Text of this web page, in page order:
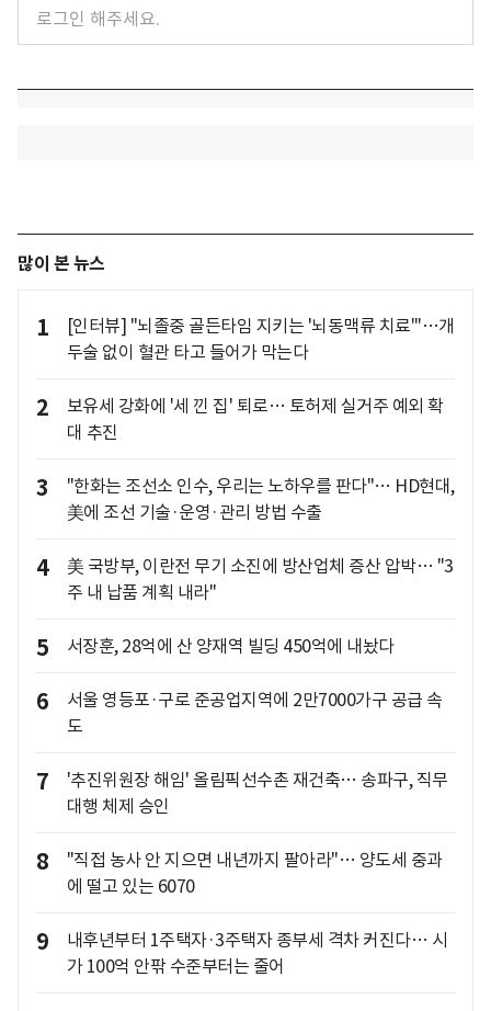
많이 본 뉴스
1
[인터뷰] "뇌졸중 골든타임 지키는 '뇌동맥류 치료'"…개
두술 없이 혈관 타고 들어가 막는다
2
보유세 강화에 '세 낀 집' 퇴로… 토허제 실거주 예외 확
대 추진
3
"한화는 조선소 인수, 우리는 노하우를 판다"… HD현대,
美에 조선 기술·운영·관리 방법 수출
4
美 국방부, 이란전 무기 소진에 방산업체 증산 압박… "3
주 내 납품 계획 내라"
5 서장훈, 28억에 산 양재역 빌딩 450억에 내놨다
6
서울 영등포·구로 준공업지역에 2만7000가구 공급 속
도
7
'추진위원장 해임' 올림픽선수촌 재건축… 송파구, 직무
대행 체제 승인
8
"직접 농사 안 지으면 내년까지 팔아라"… 양도세 중과
에 떨고 있는 6070
9
내후년부터 1주택자·3주택자 종부세 격차 커진다… 시
가 100억 안팎 수준부터는 줄어